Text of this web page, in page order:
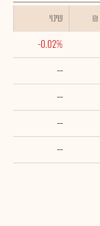
שינוי
-0.02%
--
--
--
--